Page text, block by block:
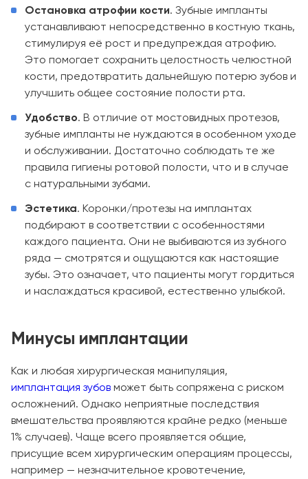
Остановка атрофии кости. Зубные импланты
устанавливают непосредственно в костную ткань,
стимулируя её рост и предупреждая атрофию.
Это помогает сохранить целостность челюстной
кости, предотвратить дальнейшую потерю зубов и
улучшить общее состояние полости рта.
Удобство. В отличие от мостовидных протезов,
зубные импланты не нуждаются в особенном уходе
и обслуживании. Достаточно соблюдать те же
правила гигиены ротовой полости, что и в случае
с натуральными зубами.
Эстетика. Коронки/протезы на имплантах
подбирают в соответствии с особенностями
каждого пациента. Они не выбиваются из зубного
ряда — смотрятся и ощущаются как настоящие
зубы. Это означает, что пациенты могут гордиться
и наслаждаться красивой, естественно улыбкой.
Минусы имплантации
Как и любая хирургическая манипуляция,
имплантация зубов может быть сопряжена с риском
осложнений. Однако неприятные последствия
вмешательства проявляются крайне редко (меньше
1% случаев). Чаще всего проявляется общие,
присущие всем хирургическим операциям процессы,
например — незначительное кровотечение,